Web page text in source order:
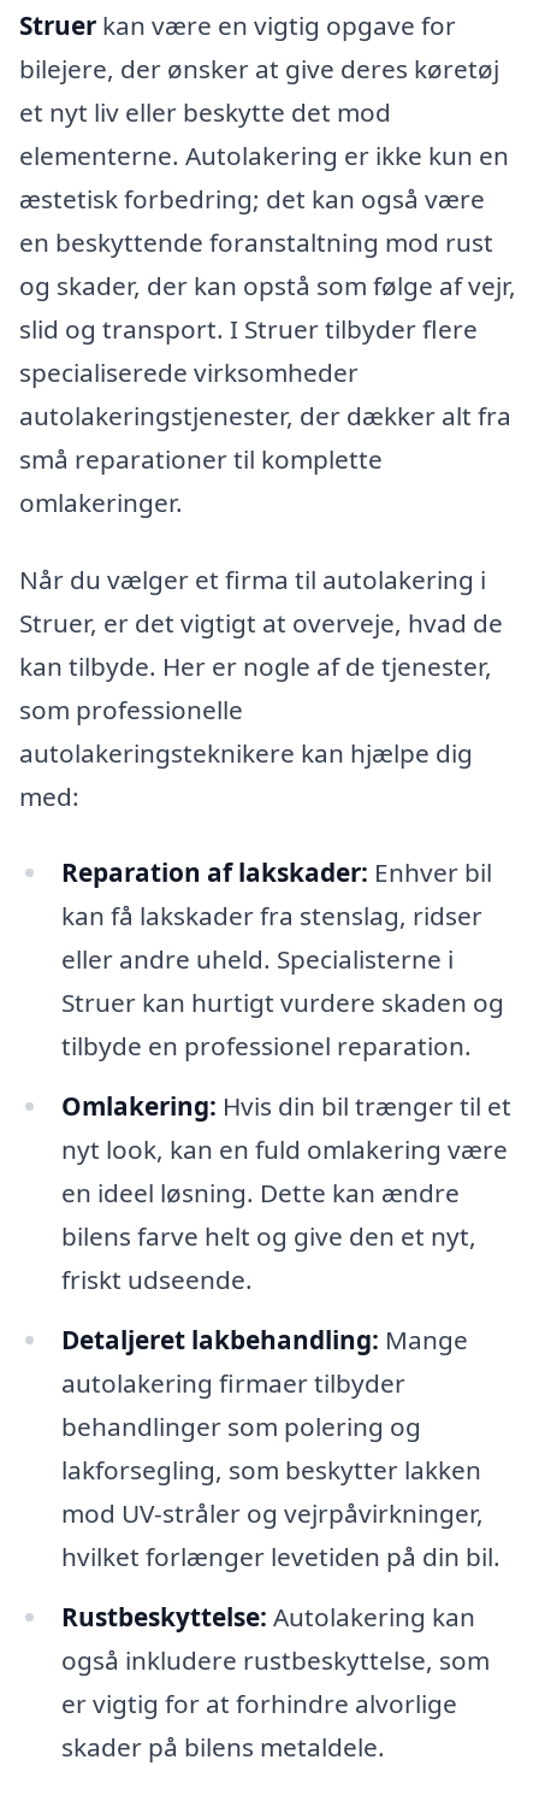
Struer kan være en vigtig opgave for
bilejere, der ønsker at give deres køretøj
et nyt liv eller beskytte det mod
elementerne. Autolakering er ikke kun en
æstetisk forbedring; det kan også være
en beskyttende foranstaltning mod rust
og skader, der kan opstå som følge af vejr,
slid og transport. I Struer tilbyder flere
specialiserede virksomheder
autolakeringstjenester, der dækker alt fra
små reparationer til komplette
omlakeringer.
Når du vælger et firma til autolakering i
Struer, er det vigtigt at overveje, hvad de
kan tilbyde. Her er nogle af de tjenester,
som professionelle
autolakeringsteknikere kan hjælpe dig
med:
Reparation af lakskader: Enhver bil
kan få lakskader fra stenslag, ridser
eller andre uheld. Specialisterne i
Struer kan hurtigt vurdere skaden og
tilbyde en professionel reparation.
Omlakering: Hvis din bil trænger til et
nyt look, kan en fuld omlakering være
en ideel løsning. Dette kan ændre
bilens farve helt og give den et nyt,
friskt udseende.
Detaljeret lakbehandling: Mange
autolakering firmaer tilbyder
behandlinger som polering og
lakforsegling, som beskytter lakken
mod UV-stråler og vejrpåvirkninger,
hvilket forlænger levetiden på din bil.
Rustbeskyttelse: Autolakering kan
også inkludere rustbeskyttelse, som
er vigtig for at forhindre alvorlige
skader på bilens metaldele.